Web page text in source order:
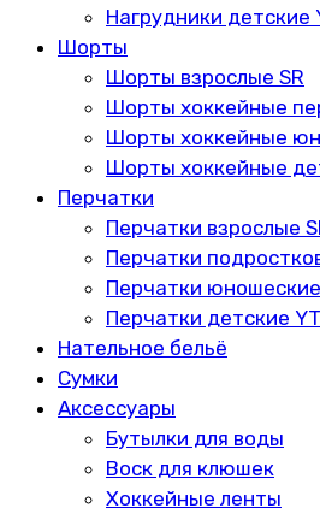
Нагрудники детские
Шорты
Шорты взрослые SR
Шорты хоккейные
Шорты хоккейные
Шорты хоккейные
Перчатки
Перчатки взрослые
Перчатки
Перчатки
Перчатки детские
Нательное бельё
Сумки
Аксессуары
Бутылки для воды
Воск для клюшек
Хоккейные ленты